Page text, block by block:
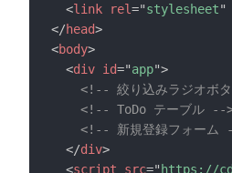
<link rel="stylesheet"
</head>
<body>
<div id="app">
<!-- 絞り込みラジオボ
<!-- ToDo テーブル --
<!-- 新規登録フォーム
</div>
<script src=" https://